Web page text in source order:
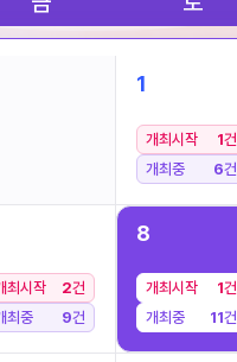
1
개최시작 1건
개최중
6건
최시작 2건
최중
9건
8
개최시작 1건
개최중
11건